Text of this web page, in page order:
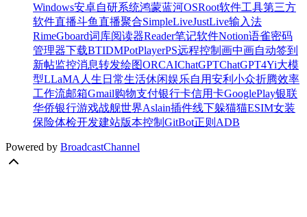
Windows安卓自研系统鸿蒙蓝河OSRoot软件工具第三方
软件直播斗鱼直播聚合SimpleLiveJustLive输入法
RimeGboard词库阅读器Reader笔记软件Notion语雀密码
管理器下载BTIDMPotPlayerPS远程控制 画中画自动签到
新帖监控消息转发绘图ORCAIChatGPTChatGPT4Yi大模
型LLaMA 人生 日常生活休闲娱乐自用安利 小众折腾效率
工作流邮箱Gmail购物支付银行卡信用卡GooglePlay银联
华侨银行游戏战舰世界Aslain插件线下躲猫猫ESIM女装
保险体检开发建站版本控制 GitBot正则 ADB
Powered by BroadcastChannel